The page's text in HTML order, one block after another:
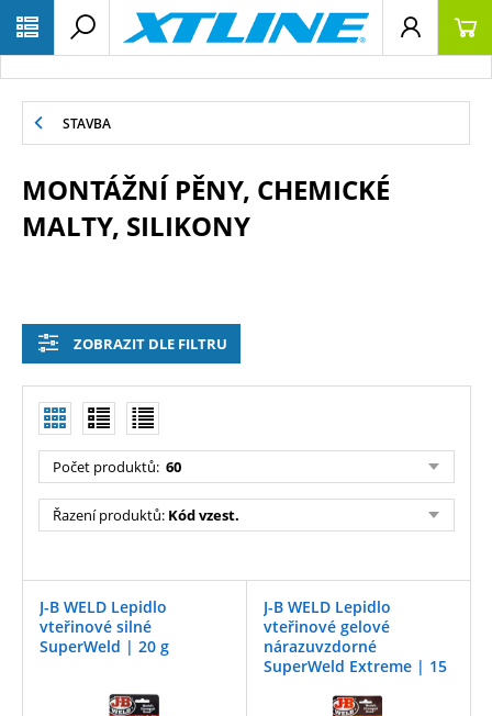
STAVBA
MONTÁŽNÍ PĚNY, CHEMICKÉ
MALTY, SILIKONY
ZOBRAZIT DLE FILTRU
Počet produktů: 60
Řazení produktů: Kód vzest.
J-B WELD Lepidlo
vteřinové silné
SuperWeld | 20 g
J-B WELD Lepidlo
vteřinové gelové
nárazuvzdorné
SuperWeld Extreme | 15